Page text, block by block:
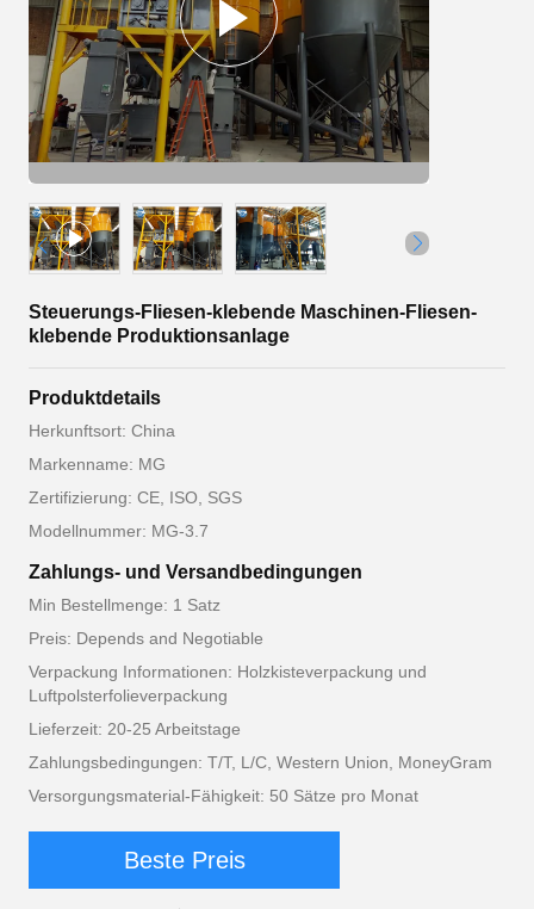
Steuerungs-Fliesen-klebende Maschinen-Fliesen-
klebende Produktionsanlage
Produktdetails
Herkunftsort: China
Markenname: MG
Zertifizierung: CE, ISO, SGS
Modellnummer: MG-3.7
Zahlungs- und Versandbedingungen
Min Bestellmenge: 1 Satz
Preis: Depends and Negotiable
Verpackung Informationen: Holzkisteverpackung und
Luftpolsterfolieverpackung
Lieferzeit: 20-25 Arbeitstage
Zahlungsbedingungen: T/T, L/C, Western Union, MoneyGram
Versorgungsmaterial-Fähigkeit: 50 Sätze pro Monat
Beste Preis